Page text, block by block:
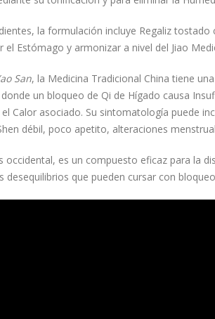
la formulación incluye Regaliz
el Estómago y armonizar a nivel del Jiao
San, la Medicina Tradicional China tiene
donde un bloqueo de Qi de Hígado causa
Calor asociado. Su sintomatología puede
débil, poco apetito, alteraciones
occidental, es un compuesto eficaz para la
desequilibrios que pueden cursar con